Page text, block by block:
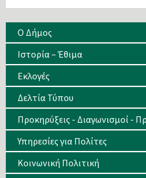
Ο Δήμος
Ιστορία – Έθιμα
Eκλογές
Δελτία Τύπου
Προκηρύξεις - Διαγωνισμοί -
Υπηρεσίες για Πολίτες
Κοινωνική Πολιτική